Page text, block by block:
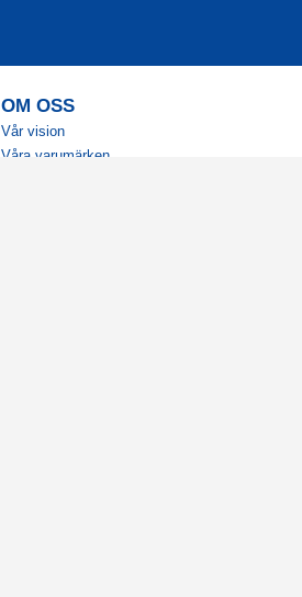
OM OSS
Vår vision
Våra varumärken